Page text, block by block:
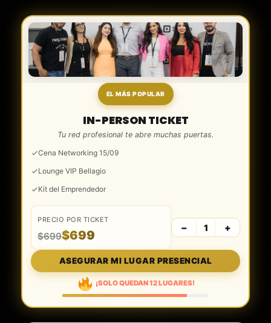
EL MÁS POPULAR
IN-PERSON TICKET
Tu red profesional te abre muchas puertas.
Cena Networking 15/09
Lounge VIP Bellagio
Kit del Emprendedor
PRECIO POR TICKET
$699$699
− +
ASEGURAR MI LUGAR PRESENCIAL
¡SOLO QUEDAN 12 LUGARES!